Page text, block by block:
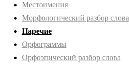
Местоимения
Морфологический разбор слова
Наречие
Орфограммы
Орфоэпический разбор слова